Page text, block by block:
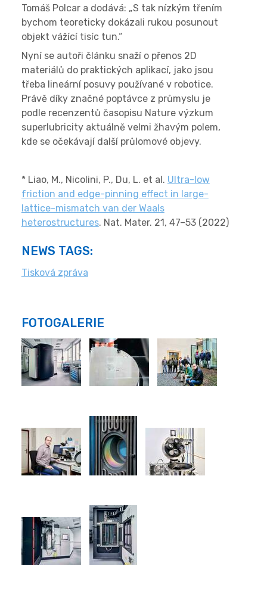
Tomáš Polcar a dodává: „S tak nízkým třením
bychom teoreticky dokázali rukou posunout
objekt vážící tisíc tun.“
Nyní se autoři článku snaží o přenos 2D
materiálů do praktických aplikací, jako jsou
třeba lineární posuvy používané v robotice.
Právě díky značné poptávce z průmyslu je
podle recenzentů časopisu Nature výzkum
superlubricity aktuálně velmi žhavým polem,
kde se očekávají další průlomové objevy.
* Liao, M., Nicolini, P., Du, L. et al. UItra-low
friction and edge-pinning effect in large-
lattice-mismatch van der Waals
heterostructures. Nat. Mater. 21, 47–53 (2022)
NEWS TAGS:
Tisková zpráva
FOTOGALERIE